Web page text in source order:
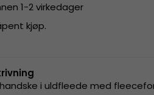
1-2 virkedager
kjøp.
i uldfleede med